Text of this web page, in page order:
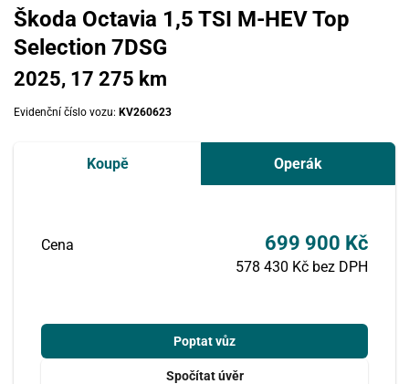
Škoda Octavia 1,5 TSI M-HEV Top
Selection 7DSG
2025, 17 275 km
Evidenční číslo vozu: KV260623
Koupě Operák
Cena 699 900 Kč
578 430 Kč bez DPH
Poptat vůz
Spočítat úvěr